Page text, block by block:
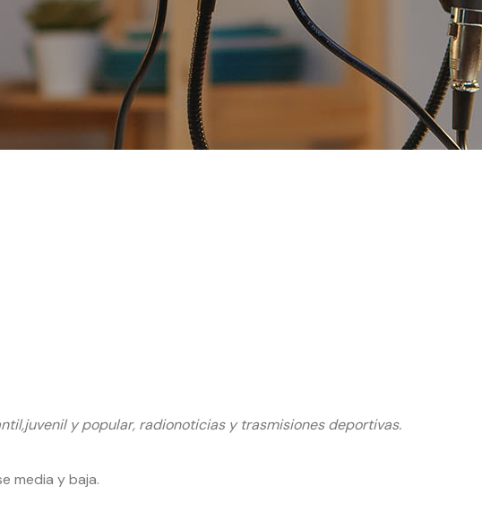
y popular, radionoticias y trasmisiones deportivas.
media y baja.